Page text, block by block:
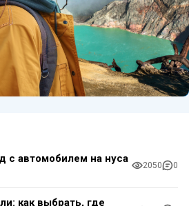
с автомобилем на нуса
2050 0
как выбрать, где